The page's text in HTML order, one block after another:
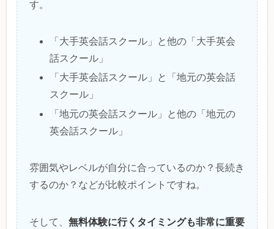
す。
「大手英会話スクール」と他の「大手英会
話スクール」
「大手英会話スクール」と「地元の英会話
スクール」
「地元の英会話スクール」と他の「地元の
英会話スクール」
雰囲気やレベルが自分に合っているのか？長続き
するのか？などが比較ポイントですね。
そして、 無料体験に行くタイミングも非常に重要